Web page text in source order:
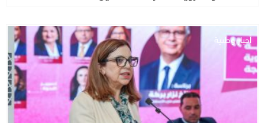
أخبار وطنية